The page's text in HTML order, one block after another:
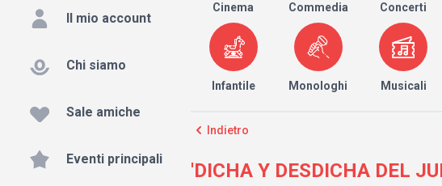
Il mio account
Chi siamo
Sale amiche
Eventi principali
Cinema Commedia Concerti
Infantile Monologhi Musicali
Indietro
'DICHA Y DESDICHA DEL